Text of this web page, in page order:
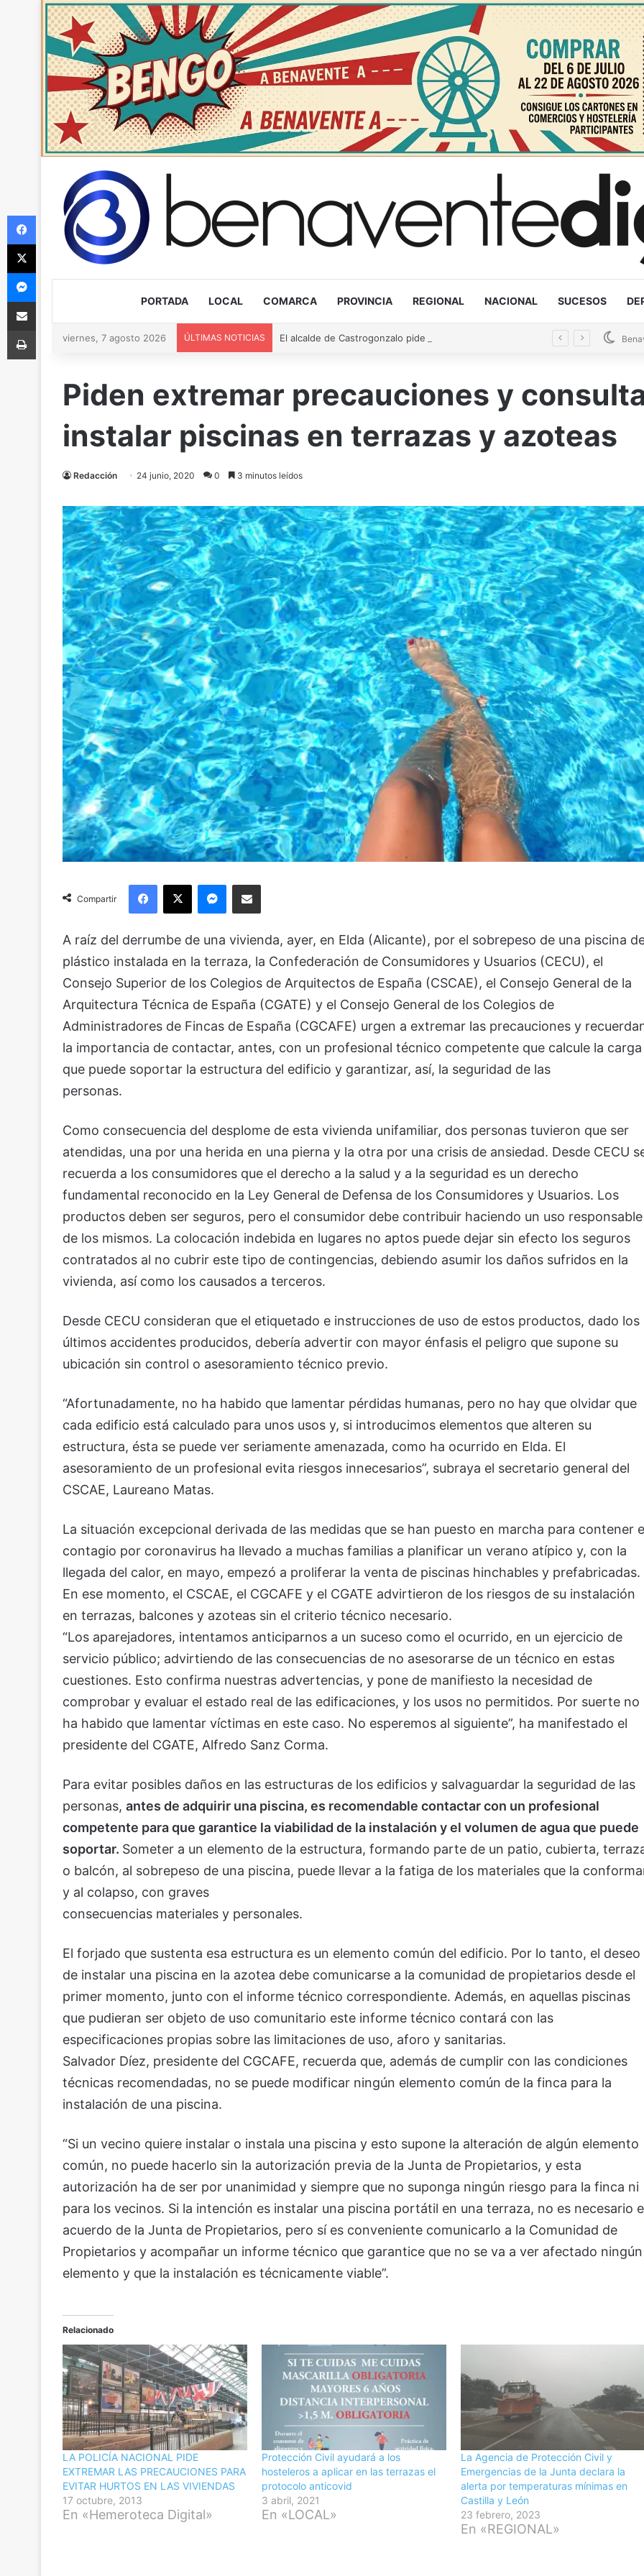
PORTADA LOCAL COMARCA PROVINCIA REGIONAL NACIONAL SUCESOS
viernes, 7 agosto 2026 ÚLTIMAS NOTICIAS
Piden extremar precauciones y
instalar piscinas en terrazas y azoteas
Redacción 24 junio, 2020 0 3 minutos leídos
Compartir
Facebook
X Messenger
Compartir via Email
A raíz del derrumbe de una vivienda, ayer, en Elda (Alicante), por el sobrepeso de una piscina
plástico instalada en la terraza, la Confederación de Consumidores y Usuarios (CECU), el
Consejo Superior de los Colegios de Arquitectos de España (CSCAE), el Consejo General de la
Arquitectura Técnica de España (CGATE) y el Consejo General de los Colegios de
Administradores de Fincas de España (CGCAFE) urgen a extremar las precauciones y
la importancia de contactar, antes, con un profesional técnico competente que calcule la carga
que puede soportar la estructura del edificio y garantizar, así, la seguridad de las
personas.
Como consecuencia del desplome de esta vivienda unifamiliar, dos personas tuvieron que ser
atendidas, una por una herida en una pierna y la otra por una crisis de ansiedad. Desde CECU
recuerda a los consumidores que el derecho a la salud y a la seguridad es un derecho
fundamental reconocido en la Ley General de Defensa de los Consumidores y Usuarios. Los
productos deben ser seguros, pero el consumidor debe contribuir haciendo un uso responsable
de los mismos. La colocación indebida en lugares no aptos puede dejar sin efecto los seguros
contratados al no cubrir este tipo de contingencias, debiendo asumir los daños sufridos en la
vivienda, así como los causados a terceros.
Desde CECU consideran que el etiquetado e instrucciones de uso de estos productos, dado los
últimos accidentes producidos, debería advertir con mayor énfasis el peligro que supone su
ubicación sin control o asesoramiento técnico previo.
“Afortunadamente, no ha habido que lamentar pérdidas humanas, pero no hay que olvidar que
cada edificio está calculado para unos usos y, si introducimos elementos que alteren su
estructura, ésta se puede ver seriamente amenazada, como ha ocurrido en Elda. El
asesoramiento de un profesional evita riesgos innecesarios”, subraya el secretario general del
CSCAE, Laureano Matas.
La situación excepcional derivada de las medidas que se han puesto en marcha para contener
contagio por coronavirus ha llevado a muchas familias a planificar un verano atípico y, con la
llegada del calor, en mayo, empezó a proliferar la venta de piscinas hinchables y prefabricadas.
En ese momento, el CSCAE, el CGCAFE y el CGATE advirtieron de los riesgos de su instalación
en terrazas, balcones y azoteas sin el criterio técnico necesario.
“Los aparejadores, intentamos anticiparnos a un suceso como el ocurrido, en un ejercicio de
servicio público; advirtiendo de las consecuencias de no asesorarse de un técnico en estas
cuestiones. Esto confirma nuestras advertencias, y pone de manifiesto la necesidad de
comprobar y evaluar el estado real de las edificaciones, y los usos no permitidos. Por suerte no
ha habido que lamentar víctimas en este caso. No esperemos al siguiente”, ha manifestado el
presidente del CGATE, Alfredo Sanz Corma.
Para evitar posibles daños en las estructuras de los edificios y salvaguardar la seguridad de las
personas, antes de adquirir una piscina, es recomendable contactar con un profesional
competente para que garantice la viabilidad de la instalación y el volumen de agua que puede
soportar. Someter a un elemento de la estructura, formando parte de un patio, cubierta,
o balcón, al sobrepeso de una piscina, puede llevar a la fatiga de los materiales que la
y al colapso, con graves
consecuencias materiales y personales.
El forjado que sustenta esa estructura es un elemento común del edificio. Por lo tanto, el deseo
de instalar una piscina en la azotea debe comunicarse a la comunidad de propietarios desde el
primer momento, junto con el informe técnico correspondiente. Además, en aquellas piscinas
que pudieran ser objeto de uso comunitario este informe técnico contará con las
especificaciones propias sobre las limitaciones de uso, aforo y sanitarias.
Salvador Díez, presidente del CGCAFE, recuerda que, además de cumplir con las condiciones
técnicas recomendadas, no se puede modificar ningún elemento común de la finca para la
instalación de una piscina.
“Si un vecino quiere instalar o instala una piscina y esto supone la alteración de algún elemento
común, no puede hacerlo sin la autorización previa de la Junta de Propietarios, y esta
autorización ha de ser por unanimidad y siempre que no suponga ningún riesgo para la finca ni
para los vecinos. Si la intención es instalar una piscina portátil en una terraza, no es necesario
acuerdo de la Junta de Propietarios, pero sí es conveniente comunicarlo a la Comunidad de
Propietarios y acompañar un informe técnico que garantice que no se va a ver afectado ningún
elemento y que la instalación es técnicamente viable”.
Relacionado
LA POLICÍA NACIONAL PIDE
EXTREMAR LAS PRECAUCIONES PARA
EVITAR HURTOS EN LAS VIVIENDAS
17 octubre, 2013
En «Hemeroteca Digital»
Protección Civil ayudará a los
hosteleros a aplicar en las terrazas el
protocolo anticovid
3 abril, 2021
En «LOCAL»
La Agencia de Protección Civil y
Emergencias de la Junta declara la
alerta por temperaturas mínimas en
Castilla y León
23 febrero, 2023
En «REGIONAL»
Facebook
X
Messenger
Compartir via Email